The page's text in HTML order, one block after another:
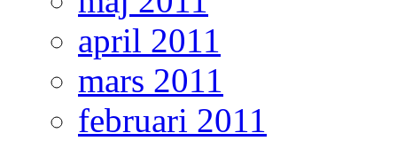
april 2011
mars 2011
februari 2011